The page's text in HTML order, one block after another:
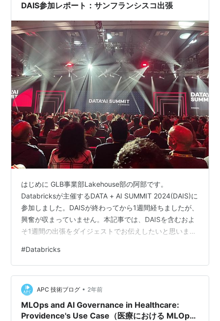
DAIS参加レポート：サンフランシスコ出張
はじめに GLB事業部Lakehouse部の阿部です。
Databricksが主催するDATA + AI SUMMIT 2024(DAIS)に
参加しました。DAISが終わってから1週間経ちましたが、
興奮が収まっていません。本記事では、DAISを含むおよ
そ1週間の出張をダイジェストでお伝えしたいと思いま
考えております。 弊社ではDAISのセッションを現地から
レポートしており、以下の特設サイトからセッションご
との解説ブログを参照できます。 www.ap-com.co.jp
「セッションの振り返りをしたい、参加できなかったセ
ッションがあるけど気にな…
#Databricks
APC 技術ブログ • 2年前
MLOps and AI Governance in Healthcare:
Providence's Use Case（医療における MLOps